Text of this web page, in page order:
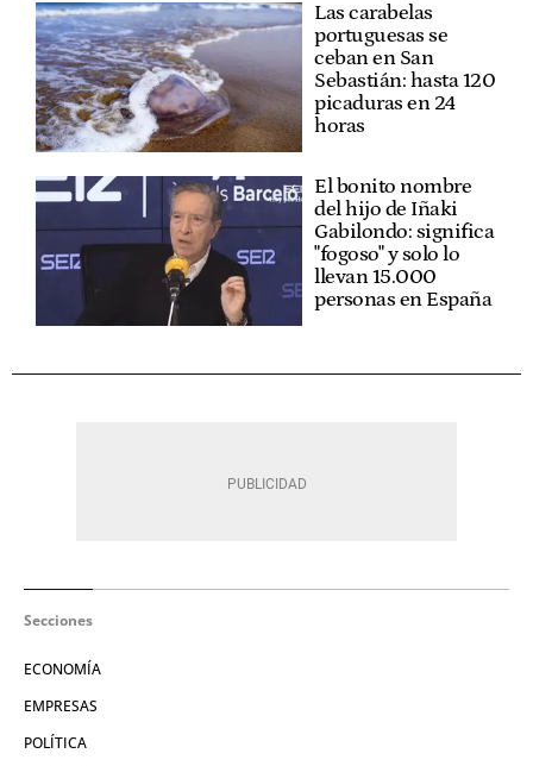
Las carabelas
portuguesas se
ceban en San
Sebastián: hasta 120
picaduras en 24
horas
El bonito nombre
del hijo de Iñaki
Gabilondo: significa
"fogoso" y solo lo
llevan 15.000
personas en España
Secciones
ECONOMÍA
EMPRESAS
POLÍTICA